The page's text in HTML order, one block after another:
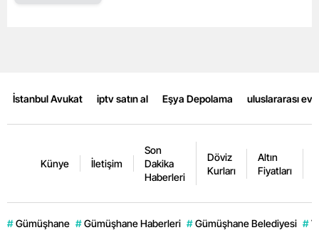
İstanbul Avukat iptv satın al Eşya Depolama uluslararası
Künye İletişim
Son
Dakika
Haberleri
Döviz
Kurları
Altın
Fiyatları
# Gümüşhane # Gümüşhane Haberleri # Gümüşhane Belediyesi #